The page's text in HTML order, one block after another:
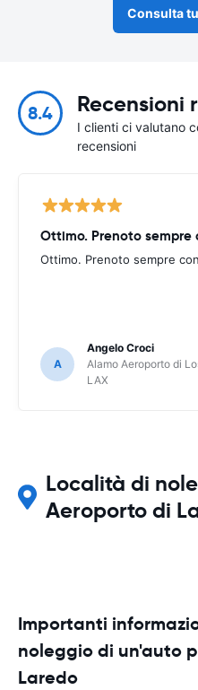
Consulta
8.4 Recensioni
I clienti ci valutano
recensioni
Ottimo. Prenoto sempre
A
Angelo Croci
Alamo Aeroporto di
LAX
Località di
Aeroporto di
Importanti
noleggio di un'auto
Laredo